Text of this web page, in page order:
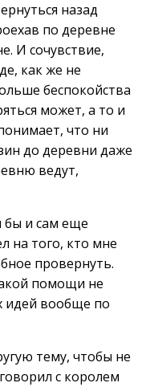
назад
по деревне
И сочувствие,
как же не
беспокойства
может, а то и
что ни
до деревни даже
ведут,
бы и сам еще
на того, кто мне
провернуть.
помощи не
идей вообще по
тему, чтобы не
с королем